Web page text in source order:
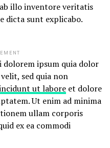
ab illo inventore veritatis
dicta sunt explicabo.
dolorem ipsum quia dolor
sed quia non
ut labore et dolore
Ut enim ad minima
ullam corporis
ex ea commodi